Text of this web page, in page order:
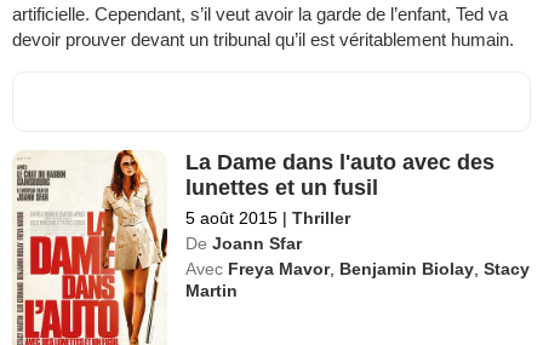
artificielle. Cependant, s’il veut avoir la garde de l’enfant, Ted va
devoir prouver devant un tribunal qu’il est véritablement humain.
La Dame dans l'auto avec des
lunettes et un fusil
5 août 2015 | Thriller
De Joann Sfar
Avec Freya Mavor, Benjamin Biolay ,Stacy
Martin